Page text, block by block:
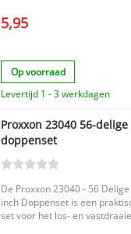
5,95
Op voorraad
Levertijd 1 - 3 werkdagen
Proxxon 23040 56-
doppenset
De Proxxon 23040 - 56
inch Doppenset is een
set voor het los- en